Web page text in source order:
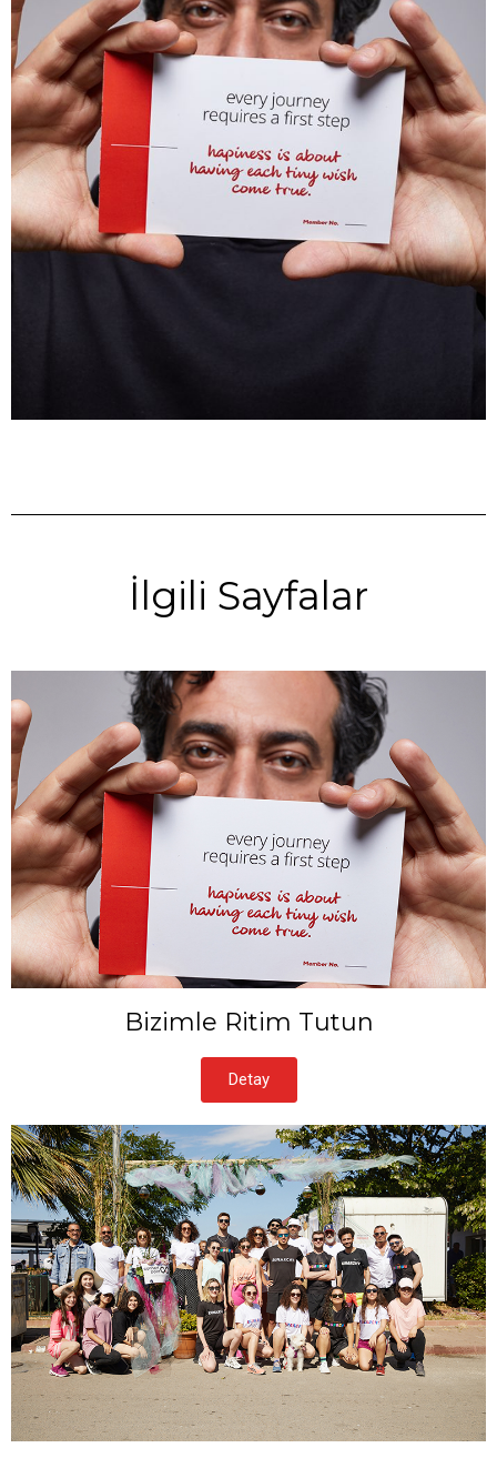
İlgili Sayfalar
Bizimle Ritim Tutun
Detay